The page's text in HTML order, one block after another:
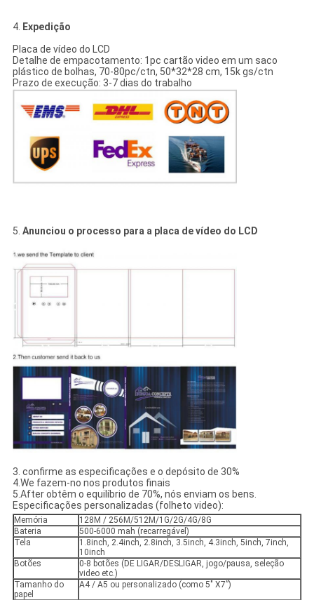
4. Expedição
Placa de vídeo do LCD
Detalhe de empacotamento: 1pc cartão video em um saco
plástico de bolhas, 70-80pc/ctn, 50*32*28 cm, 15k gs/ctn
Prazo de execução: 3-7 dias do trabalho
5. Anunciou o processo para a placa de vídeo do LCD
3. confirme as especificações e o depósito de 30%
4.We fazem-no nos produtos finais
5.After obtêm o equilíbrio de 70%, nós enviam os bens.
Especificações personalizadas (folheto video):
Memória
128M / 256M/512M/1G/2G/4G/8G
Bateria
500-6000 mah (recarregável)
Tela
1.8inch, 2.4inch, 2.8inch, 3.5inch, 4.3inch, 5inch, 7inch,
10inch
Botões
0-8 botões (DE LIGAR/DESLIGAR, jogo/pausa, seleção
video etc.)
Tamanho do
papel
A4 / A5 ou personalizado (como 5" X7”)